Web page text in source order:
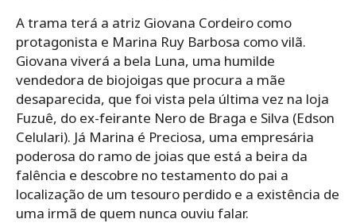
A trama terá a atriz Giovana Cordeiro como
protagonista e Marina Ruy Barbosa como vilã.
Giovana viverá a bela Luna, uma humilde
vendedora de biojoigas que procura a mãe
desaparecida, que foi vista pela última vez na loja
Fuzuê, do ex-feirante Nero de Braga e Silva (Edson
Celulari). Já Marina é Preciosa, uma empresária
poderosa do ramo de joias que está a beira da
falência e descobre no testamento do pai a
localização de um tesouro perdido e a existência de
uma irmã de quem nunca ouviu falar.